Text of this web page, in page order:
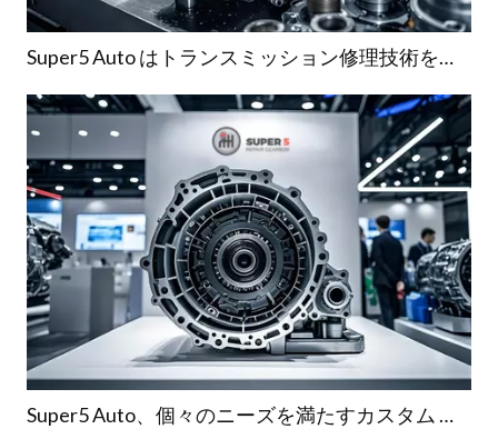
Super5 Auto はトランスミッション修理技術をアップグレードし、車の所有者に安心の旅行を保証します
Super5 Auto、個々のニーズを満たすカスタム トランスミッション修理ソリューションを発売